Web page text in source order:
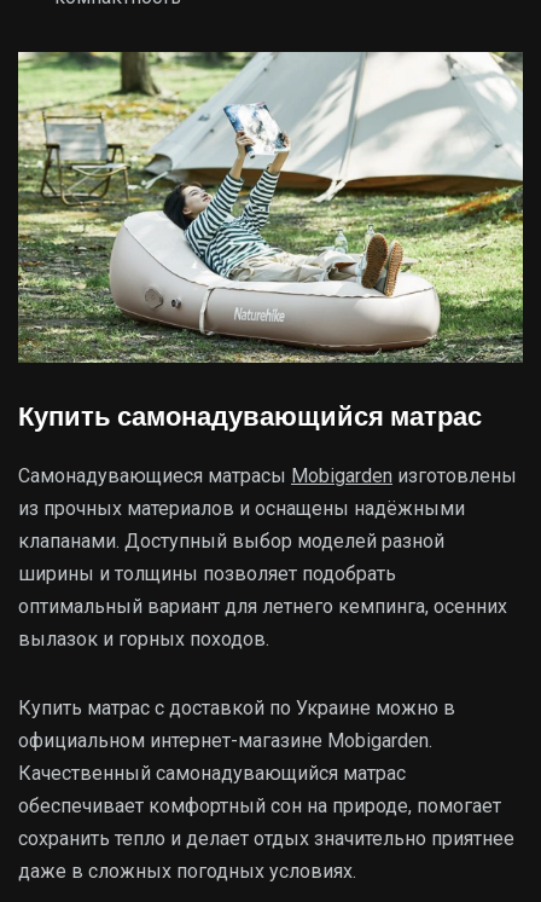
Купить самонадувающийся матрас
Самонадувающиеся матрасы Mobigarden изготовлены
из прочных материалов и оснащены надёжными
клапанами. Доступный выбор моделей разной
ширины и толщины позволяет подобрать
оптимальный вариант для летнего кемпинга, осенних
вылазок и горных походов.
Купить матрас с доставкой по Украине можно в
официальном интернет-магазине Mobigarden.
Качественный самонадувающийся матрас
обеспечивает комфортный сон на природе, помогает
сохранить тепло и делает отдых значительно приятнее
даже в сложных погодных условиях.